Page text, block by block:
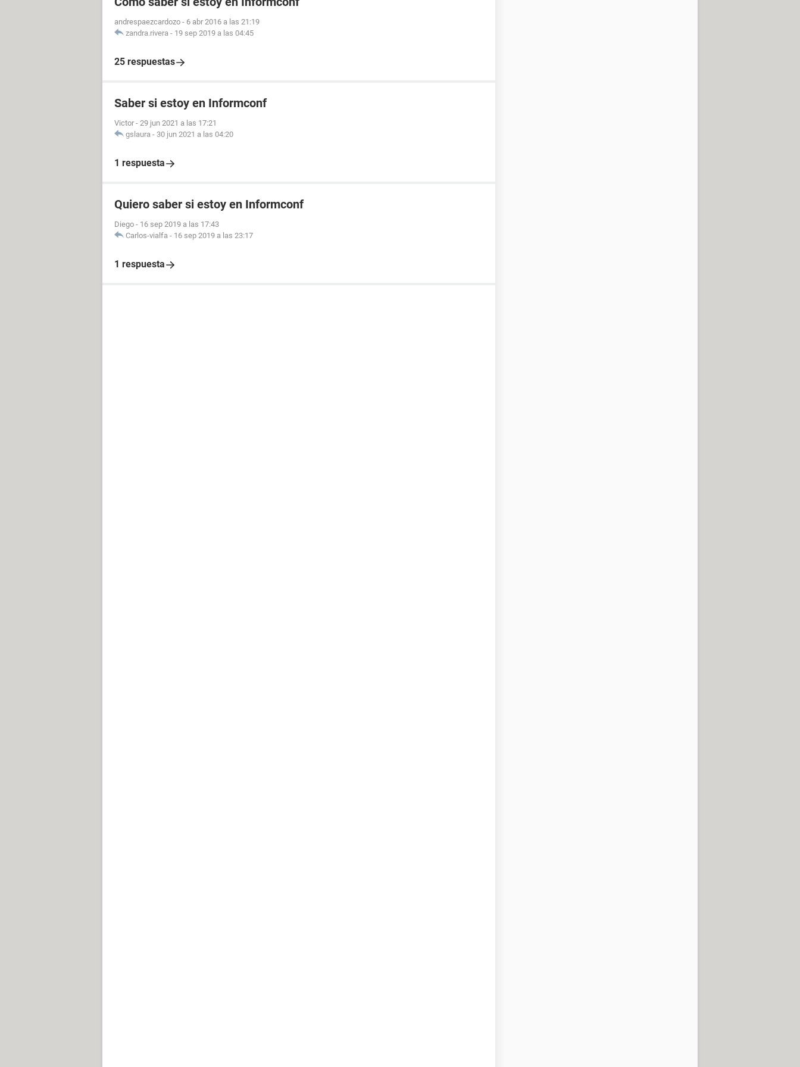
andrespaezcardozo - 6 abr 2016 a las 21:19
zandra.rivera - 19 sep 2019 a las 04:45
25 respuestas
Saber si estoy en Informconf
Victor - 29 jun 2021 a las 17:21
gslaura - 30 jun 2021 a las 04:20
1 respuesta
Quiero saber si estoy en Informconf
Diego - 16 sep 2019 a las 17:43
Carlos-vialfa - 16 sep 2019 a las 23:17
1 respuesta